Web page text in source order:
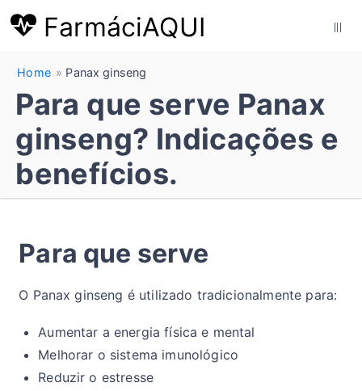
FarmáciAQUI
Home Panax ginseng
Para que serve Panax
ginseng? Indicações e
benefícios.
Para que serve
O Panax ginseng é utilizado tradicionalmente para:
Aumentar a energia física e mental
Melhorar o sistema imunológico
Reduzir o estresse